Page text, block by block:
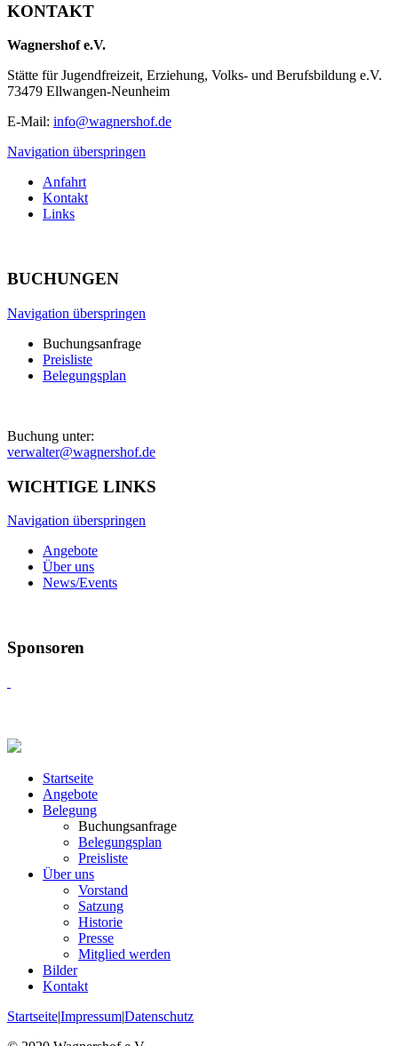
KONTAKT
Wagnershof e.V.
Stätte für Jugendfreizeit, Erziehung, Volks- und Berufsbildung e.V.
73479 Ellwangen-Neunheim
E-Mail: info@wagnershof.de
Navigation überspringen
Anfahrt
Kontakt
Links
BUCHUNGEN
Navigation überspringen
Buchungsanfrage
Preisliste
Belegungsplan
Buchung unter:
verwalter@wagnershof.de
WICHTIGE LINKS
Navigation überspringen
Angebote
Über uns
News/Events
Sponsoren
Startseite
Angebote
Belegung
Buchungsanfrage
Belegungsplan
Preisliste
Über uns
Vorstand
Satzung
Historie
Presse
Mitglied werden
Bilder
Kontakt
Startseite|Impressum|Datenschutz